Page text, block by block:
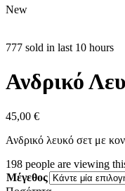
New
777 sold in last 10 hours
Ανδρικό
45,00 €
Ανδρικό λευκό σετ με
198 people are viewing
Μέγεθος